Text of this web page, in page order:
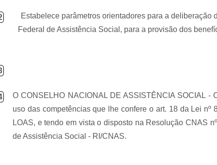
Estabelece parâmetros orientadores para a deliberação
Federal de Assistência Social, para a provisão dos
O CONSELHO NACIONAL DE ASSISTÊNCIA SOCIAL
uso das competências que lhe confere o art. 18 da Lei
LOAS, e tendo em vista o disposto na Resolução CNAS
de Assistência Social - RI/CNAS.